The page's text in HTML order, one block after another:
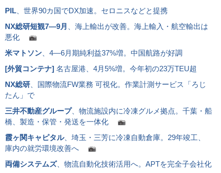
PIL 、世界90カ国でDX加速。セロニスなどと提携
NX総研短観7―9月
、海上輸出が改善。海上輸入・航空輸出は
悪化
米マトソン 、4―6月期純利益37%増。中国航路が好調
[外貿コンテナ] 名古屋港、4月5%増。今年初の23万TEU超
NX総研 、国際物流FW業務 可視化。作業計測サービス「ろじ
たん」で
三井不動産グループ、物流施設内に冷凍グルメ拠点。千葉・船
橋、製造・保管・発送を一体化
霞ヶ関キャピタル、埼玉・三芳に冷凍自動倉庫。29年竣工、
庫内の就労環境改善へ
両備システムズ、物流自動化技術活用へ。APTを完全子会社化